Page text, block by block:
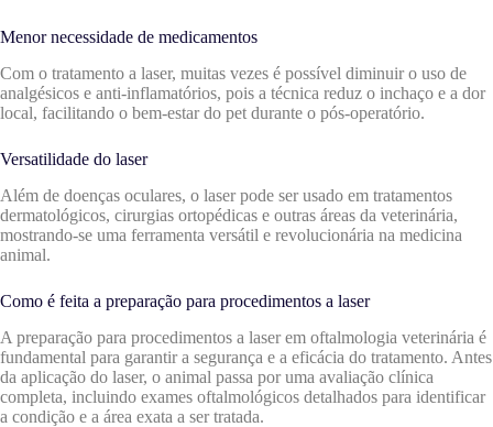
Menor necessidade de medicamentos
Com o tratamento a laser, muitas vezes é possível diminuir o uso de
analgésicos e anti-inflamatórios, pois a técnica reduz o inchaço e a dor
local, facilitando o bem-estar do pet durante o pós-operatório.
Versatilidade do laser
Além de doenças oculares, o laser pode ser usado em tratamentos
dermatológicos, cirurgias ortopédicas e outras áreas da veterinária,
mostrando-se uma ferramenta versátil e revolucionária na medicina
animal.
Como é feita a preparação para procedimentos a laser
A preparação para procedimentos a laser em oftalmologia veterinária é
fundamental para garantir a segurança e a eficácia do tratamento. Antes
da aplicação do laser, o animal passa por uma avaliação clínica
completa, incluindo exames oftalmológicos detalhados para identificar
a condição e a área exata a ser tratada.